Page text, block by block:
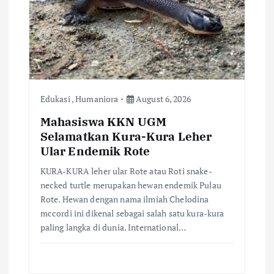
t
Edukasi,Humaniora August 6, 2026
Mahasiswa KKN UGM
Selamatkan Kura-Kura Leher
Ular Endemik Rote
KURA-KURA leher ular Rote atau Roti snake-
necked turtle merupakan hewan endemik Pulau
Rote. Hewan dengan nama ilmiah Chelodina
mccordi ini dikenal sebagai salah satu kura-kura
paling langka di dunia. International…